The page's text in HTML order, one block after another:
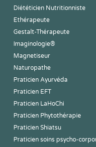
Diététicien Nutritionniste
Ethérapeute
Gestalt-Thérapeute
Imaginologie®
Magnetiseur
Naturopathe
Praticien Ayurvéda
Praticien EFT
Praticien LaHoChi
Praticien Phytothérapie
Praticien Shiatsu
Praticien soins psycho-